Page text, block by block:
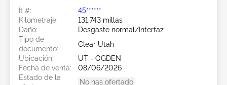
Ít #:
45******
Kilometraje:
131,743 millas
Daño:
Desgaste normal/Interfaz
Tipo de
documento:
Clear Utah
Ubicación:
UT - OGDEN
Fecha de venta:
08/06/2026
Estado de la
No has ofertado